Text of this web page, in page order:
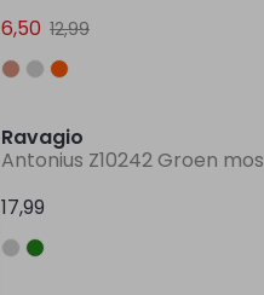
6,50 12,99
Ravagio
Antonius Z10242 Groen mos
17,99